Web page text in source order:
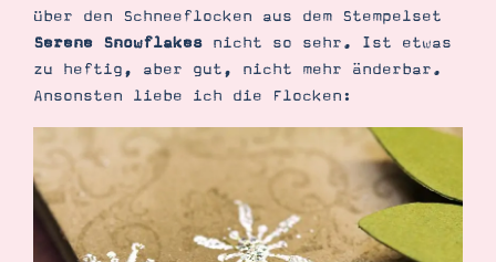
Suche Impressum Datenschutz
über den Schneeflocken aus dem Stempelset
Serene Snowflakes nicht so sehr. Ist etwas
zu heftig, aber gut, nicht mehr änderbar.
Ansonsten liebe ich die Flocken: